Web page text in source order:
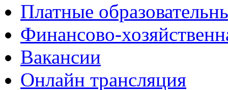
Платные
Финансово-
Вакансии
Онлайн трансляция